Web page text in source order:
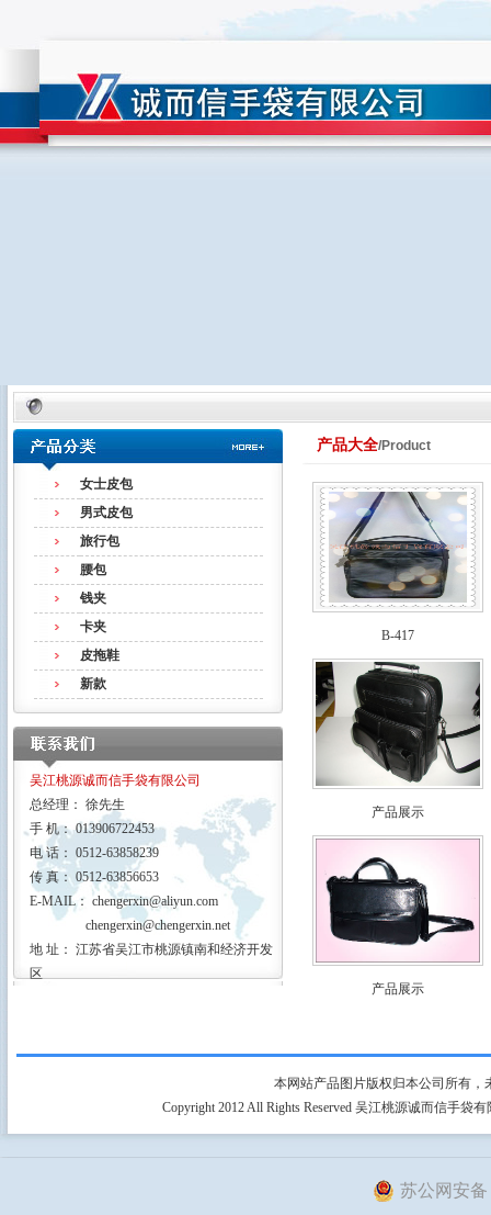
女士皮包
男式皮包
旅行包
腰包
钱夹
卡夹
皮拖鞋
新款
吴江桃源诚而信手袋有限公司
总经理： 徐先生
手 机： 013906722453
电 话： 0512-63858239
传 真： 0512-63856653
E-MAIL： chengerxin@aliyun.com
chengerxin@chengerxin.net
地 址： 江苏省吴江市桃源镇南和经济开发
区
产品大全/Product
B-417
产品展示
产品展示
本网站产品图片版权归本公司所有
Copyright 2012 All Rights Reserved 吴江桃源诚而信手袋
苏公网安备